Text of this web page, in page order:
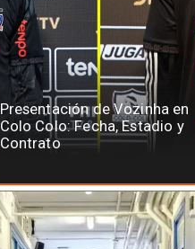
Presentación de Vozinha en
Colo Colo: Fecha, Estadio y
Contrato